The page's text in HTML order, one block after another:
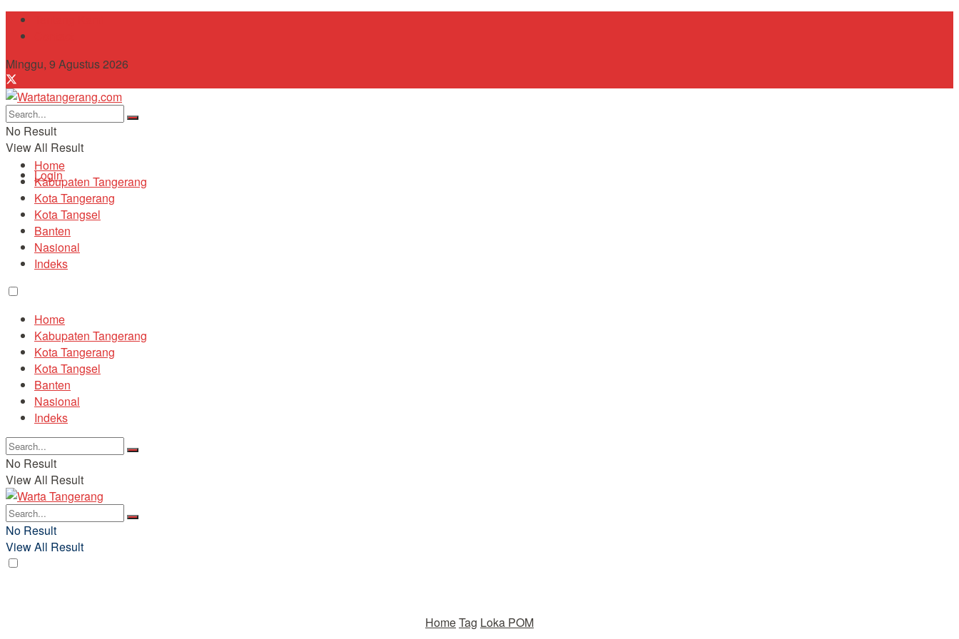
Minggu, 9 Agustus 2026
No Result
View All Result
Login
Home
Kabupaten Tangerang
Kota Tangerang
Kota Tangsel
Banten
Nasional
Indeks
Home
Kabupaten Tangerang
Kota Tangerang
Kota Tangsel
Banten
Nasional
Indeks
No Result
View All Result
No Result
View All Result
HomeTag Loka POM